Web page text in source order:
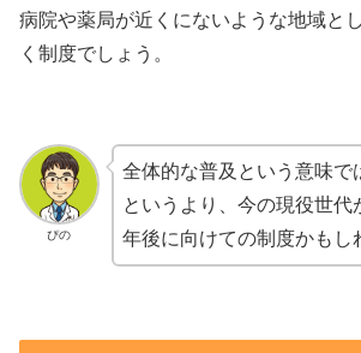
病院や薬局が近くにないような地域と
く制度でしょう。
ぴの
全体的な普及という意味で
というより、今の現役世代
年後に向けての制度かもし